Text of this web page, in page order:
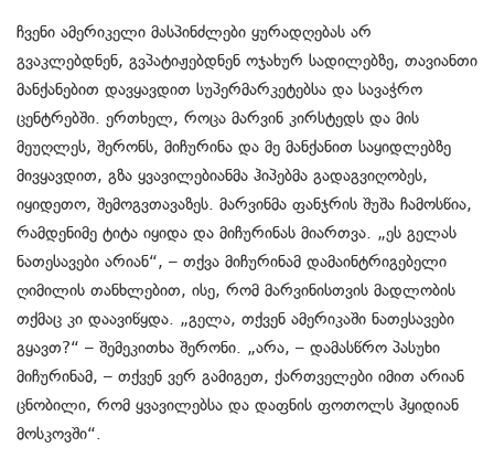
ჩვენი ამერიკელი მასპინძლები ყურადღებას არ
გვაკლებდნენ, გვპატიჟებდნენ ოჯახურ სადილებზე, თავიანთი
მანქანებით დავყავდით სუპერმარკეტებსა და სავაჭრო
ცენტრებში. ერთხელ, როცა მარვინ კირსტედს და მის
მეუღლეს, შერონს, მიჩურინა და მე მანქანით საყიდლებზე
მივყავდით, გზა ყვავილებიანმა ჰიპებმა გადაგვიღობეს,
იყიდეთო, შემოგვთავაზეს. მარვინმა ფანჯრის შუშა ჩამოსწია,
რამდენიმე ტიტა იყიდა და მიჩურინას მიართვა. „ეს გელას
ნათესავები არიან“, – თქვა მიჩურინამ დამაინტრიგებელი
ღიმილის თანხლებით, ისე, რომ მარვინისთვის მადლობის
თქმაც კი დაავიწყდა. „გელა, თქვენ ამერიკაში ნათესავები
გყავთ?“ – შემეკითხა შერონი. „არა, – დამასწრო პასუხი
მიჩურინამ, – თქვენ ვერ გამიგეთ, ქართველები იმით არიან
ცნობილი, რომ ყვავილებსა და დაფნის ფოთოლს ჰყიდიან
მოსკოვში“.